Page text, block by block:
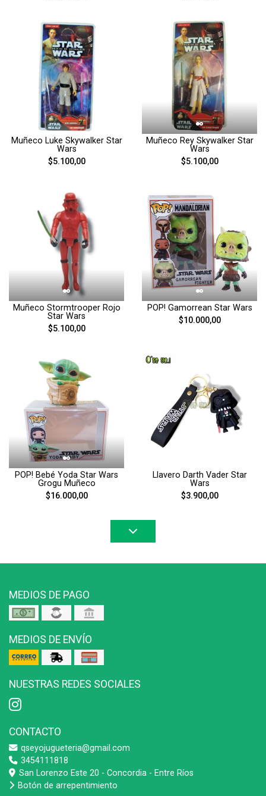
Muñeco Luke Skywalker Star
Wars
$5.100,00
Muñeco Rey Skywalker Star
Wars
$5.100,00
Muñeco Stormtrooper Rojo
Star Wars
$5.100,00
POP! Gamorrean Star Wars
$10.000,00
POP! Bebé Yoda Star Wars
Grogu Muñeco
$16.000,00
Llavero Darth Vader Star
Wars
$3.900,00
MEDIOS DE PAGO
MEDIOS DE ENVÍO
NUESTRAS REDES SOCIALES
CONTACTO
qseyojugueteria@gmail.com
3454111818
San Lorenzo Este 20 - Concordia - Entre Ríos
Botón de arrepentimiento